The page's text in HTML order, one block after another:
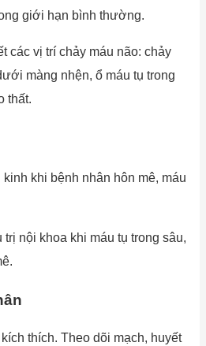
giới hạn bình thường.
các vị trí chảy máu não: chảy
màng nhện, ổ máu tụ trong
thất.
khi bệnh nhân hôn mê, máu
nội khoa khi máu tụ trong sâu,
thích. Theo dõi mạch, huyết